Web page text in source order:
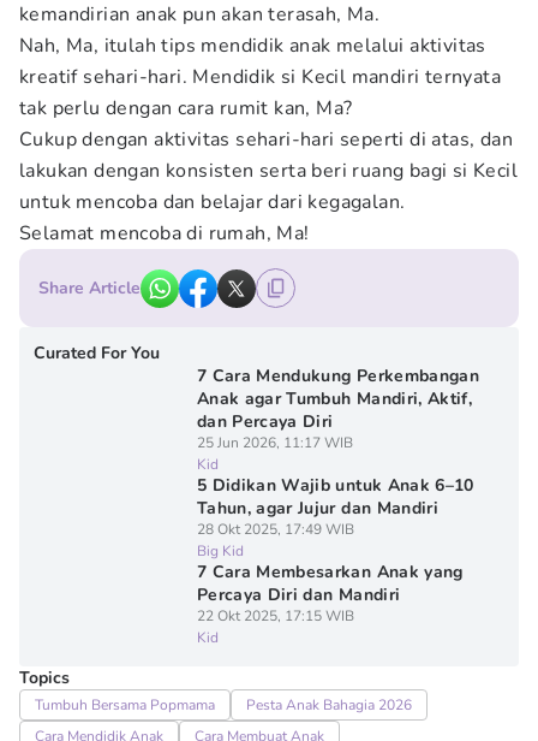
kemandirian anak pun akan terasah, Ma.
Nah, Ma, itulah tips mendidik anak melalui aktivitas
kreatif sehari-hari. Mendidik si Kecil mandiri ternyata
tak perlu dengan cara rumit kan, Ma?
Cukup dengan aktivitas sehari-hari seperti di atas, dan
lakukan dengan konsisten serta beri ruang bagi si Kecil
untuk mencoba dan belajar dari kegagalan.
Selamat mencoba di rumah, Ma!
Share Article
Curated For You
7 Cara Mendukung Perkembangan
Anak agar Tumbuh Mandiri, Aktif,
dan Percaya Diri
25 Jun 2026, 11:17 WIB
Kid
5 Didikan Wajib untuk Anak 6–10
Tahun, agar Jujur dan Mandiri
28 Okt 2025, 17:49 WIB
Big Kid
7 Cara Membesarkan Anak yang
Percaya Diri dan Mandiri
22 Okt 2025, 17:15 WIB
Kid
Topics
Tumbuh Bersama Popmama
Pesta Anak Bahagia 2026
Cara Mendidik Anak
Cara Membuat Anak